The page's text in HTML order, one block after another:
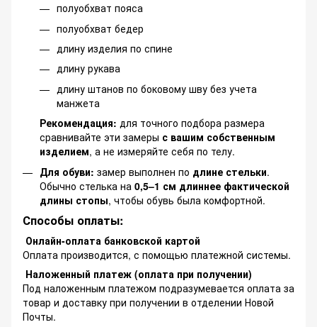
полуобхват пояса
полуобхват бедер
длину изделия по спине
длину рукава
длину штанов по боковому шву без учета
манжета
Рекомендация: для точного подбора размера
сравнивайте эти замеры с вашим собственным
изделием, а не измеряйте себя по телу.
Для обуви: замер выполнен по длине стельки.
Обычно стелька на 0,5–1 см длиннее фактической
длины стопы, чтобы обувь была комфортной.
Способы оплаты:
Онлайн-оплата банковской картой
Оплата производится, с помощью платежной системы.
Наложенный платеж (оплата при получении)
Под наложенным платежом подразумевается оплата за
товар и доставку при получении в отделении Новой
Почты.